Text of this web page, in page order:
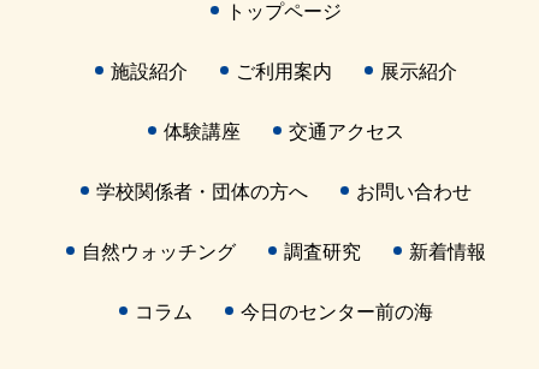
トップページ
施設紹介 ご利用案内 展示紹介
体験講座 交通アクセス
学校関係者・団体の方へ お問い合わせ
自然ウォッチング 調査研究 新着情報
コラム 今日のセンター前の海